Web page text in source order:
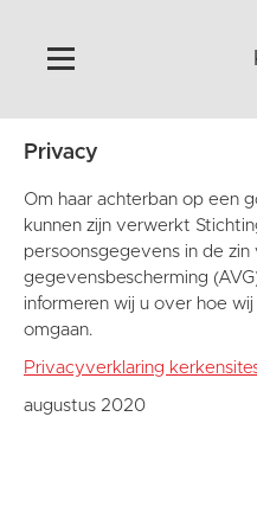
Home
Algemeen
Historie
Omgeving
Activiteiten
Privacy
Om haar achterban op een
kunnen zijn verwerkt
persoonsgegevens in de
gegevensbescherming
informeren wij u over hoe
omgaan.
Privacyverklaring
augustus 2020